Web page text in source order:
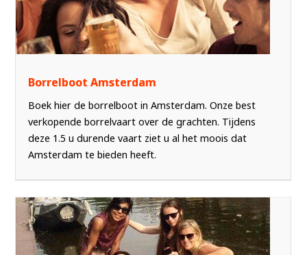
Borrelboot Amsterdam
Boek hier de borrelboot in Amsterdam. Onze best
verkopende borrelvaart over de grachten. Tijdens
deze 1.5 u durende vaart ziet u al het moois dat
Amsterdam te bieden heeft.